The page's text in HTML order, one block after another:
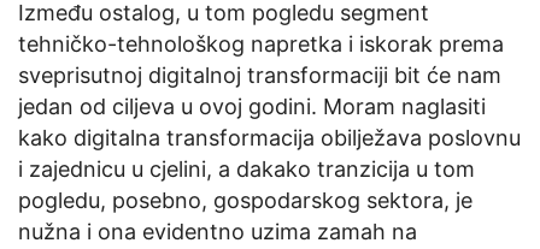
Između ostalog, u tom pogledu segment
tehničko-tehnološkog napretka i iskorak prema
sveprisutnoj digitalnoj transformaciji bit će nam
jedan od ciljeva u ovoj godini. Moram naglasiti
kako digitalna transformacija obilježava poslovnu
i zajednicu u cjelini, a dakako tranzicija u tom
pogledu, posebno, gospodarskog sektora, je
nužna i ona evidentno uzima zamah na